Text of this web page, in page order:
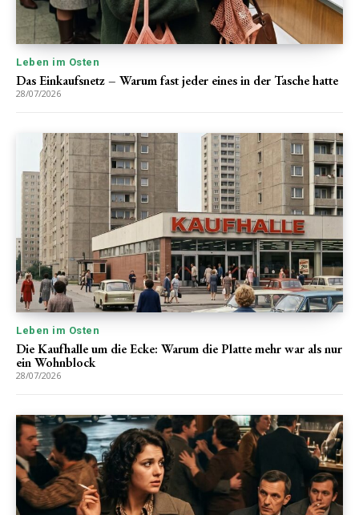
Leben im Osten
Das Einkaufsnetz – Warum fast jeder eines in der Tasche hatte
28/07/2026
Leben im Osten
Die Kaufhalle um die Ecke: Warum die Platte mehr war als nur
ein Wohnblock
28/07/2026